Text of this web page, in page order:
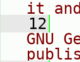
it
   12
GNU